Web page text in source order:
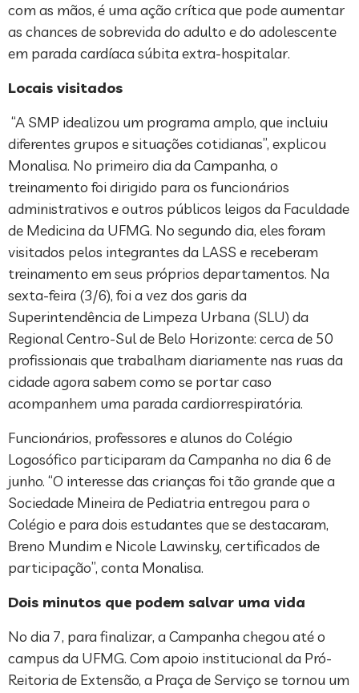
com as mãos, é uma ação crítica que pode aumentar
as chances de sobrevida do adulto e do adolescente
em parada cardíaca súbita extra-hospitalar.
Locais visitados
“A SMP idealizou um programa amplo, que incluiu
diferentes grupos e situações cotidianas”, explicou
Monalisa. No primeiro dia da Campanha, o
treinamento foi dirigido para os funcionários
administrativos e outros públicos leigos da Faculdade
de Medicina da UFMG. No segundo dia, eles foram
visitados pelos integrantes da LASS e receberam
treinamento em seus próprios departamentos. Na
sexta-feira (3/6), foi a vez dos garis da
Superintendência de Limpeza Urbana (SLU) da
Regional Centro-Sul de Belo Horizonte: cerca de 50
profissionais que trabalham diariamente nas ruas da
cidade agora sabem como se portar caso
acompanhem uma parada cardiorrespiratória.
Funcionários, professores e alunos do Colégio
Logosófico participaram da Campanha no dia 6 de
junho. “O interesse das crianças foi tão grande que a
Sociedade Mineira de Pediatria entregou para o
Colégio e para dois estudantes que se destacaram,
Breno Mundim e Nicole Lawinsky, certificados de
participação”, conta Monalisa.
Dois minutos que podem salvar uma vida
No dia 7, para finalizar, a Campanha chegou até o
campus da UFMG. Com apoio institucional da Pró-
Reitoria de Extensão, a Praça de Serviço se tornou um